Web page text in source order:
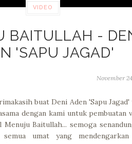
VIDEO
BAITULLAH -
'SAPU JAGAD'
November
buat Deni Aden 'Sapu Jagad'
dengan kami untuk pembuatan
Baitullah... semoga
umat yang